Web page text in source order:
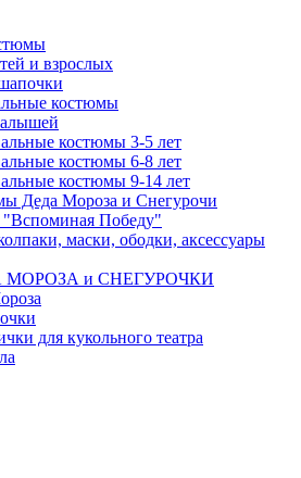
и взрослых
костюмы
костюмы 3-5 лет
костюмы 6-8 лет
костюмы 9-14 лет
Деда Мороза и Снегурочи
Победу"
маски, ободки, аксессуары
МОРОЗА и СНЕГУРОЧКИ
для кукольного театра